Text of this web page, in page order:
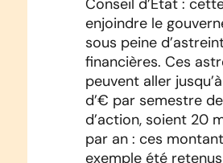
Conseil d’État :
enjoindre le
sous peine
financières. Ces
peuvent aller
d’€ par semestre
d’action, soient 20
par an : ces
exemple été